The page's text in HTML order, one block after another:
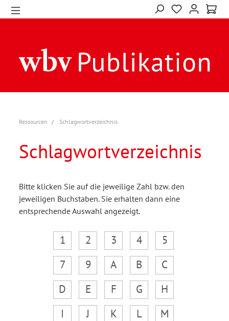
Ressourcen Schlagwortverzeichnis
Schlagwortverzeichnis
Bitte klicken Sie auf die jeweilige Zahl bzw. den
jeweiligen Buchstaben. Sie erhalten dann eine
entsprechende Auswahl angezeigt.
1 2 3 4
5
7
9 A B
C
D
E F G
H
I
J K L
M